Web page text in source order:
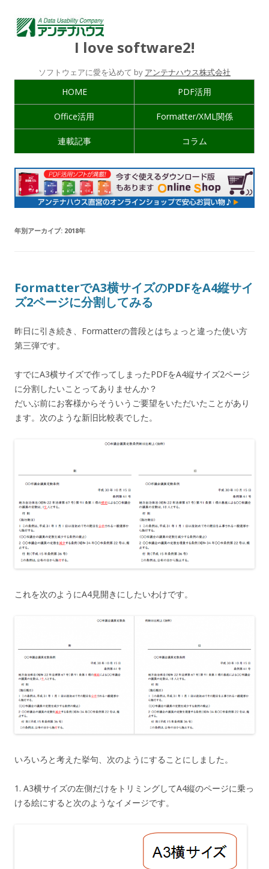
I love software2!
ソフトウェアに愛を込めて by アンテナハウス株式会社
HOME PDF活用
Office活用 Formatter/XML関係
連載記事 コラム
年別アーカイブ: 2018年
FormatterでA3横サイズのPDFをA4縦サイ
ズ2ページに分割してみる
昨日に引き続き、Formatterの普段とはちょっと違った使い方
第三弾です。
すでにA3横サイズで作ってしまったPDFをA4縦サイズ2ページ
に分割したいことってありませんか？
だいぶ前にお客様からそういうご要望をいただいたことがあり
ます。次のような新旧比較表でした。
これを次のようにA4見開きにしたいわけです。
いろいろと考えた挙句、次のようにすることにしました。
1. A3横サイズの左側だけをトリミングしてA4縦のページに乗っ
ける絵にすると次のようなイメージです。